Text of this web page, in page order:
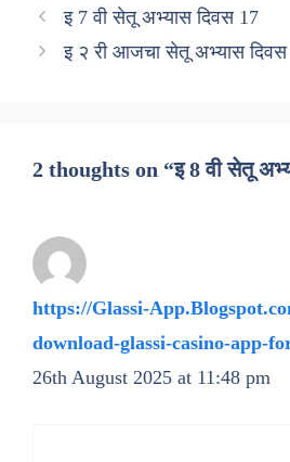
इ 7 वी सेतू अभ्यास दिवस 17
इ २ री आजचा सेतू अभ्यास
2 thoughts on “इ 8 वी सेतू
https://Glassi-
download-glassi-casino-app-
26th August 2025 at 11:48 pm